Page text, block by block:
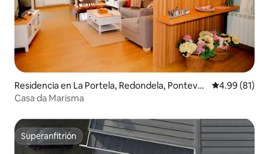
Residencia en La Portela, Redondela, Ponteve
dra
Calificación
4.99 (81)
Casa da Marisma
Superanfitrión
Superanfitrión